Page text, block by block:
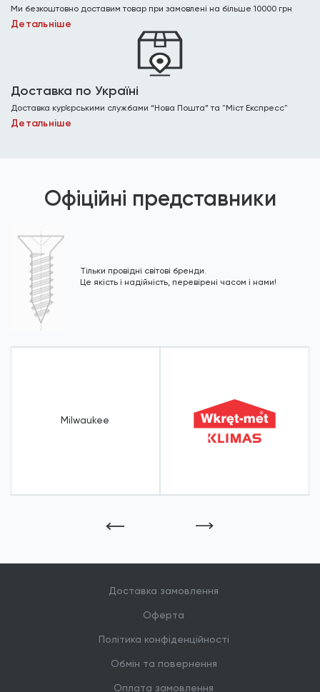
Ми безкоштовно доставим товар при замовлені на більше 10000 грн
Детальніше
Доставка по Україні
Доставка кур’єрськими службами “Нова Пошта” та "Міст Експресс"
Детальніше
Офіційні представники
Тільки провідні світові бренди.
Це якість і надійність, перевірені часом і нами!
Milwaukee
Доставка замовлення
Оферта
Політика конфіденційності
Обмін та повернення
Оплата замовлення